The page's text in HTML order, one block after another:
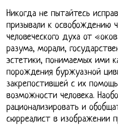
Никогда не пытайтесь
призывали к освобождению
человеческого духа от
разума, морали,
эстетики, понимаемых ими
порождения буржуазной
закрепостившей с их
возможности человека.
рационализировать и
сюрреалист в изображении